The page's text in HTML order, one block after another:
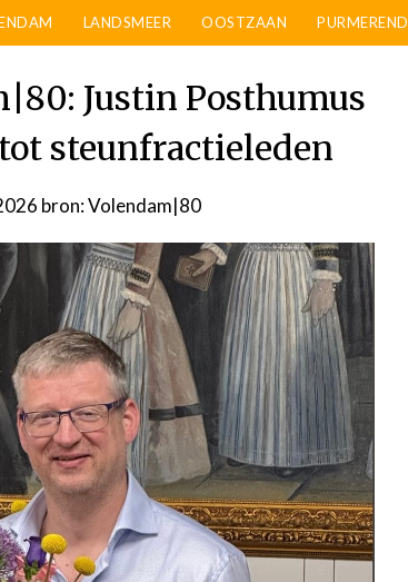
LANDSMEER OOSTZAAN PURMEREND
Justin Posthumus
steunfractieleden
door
bron: Volendam|80